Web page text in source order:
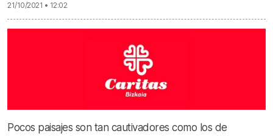
21/10/2021 • 12:02
Pocos paisajes son tan cautivadores como los de